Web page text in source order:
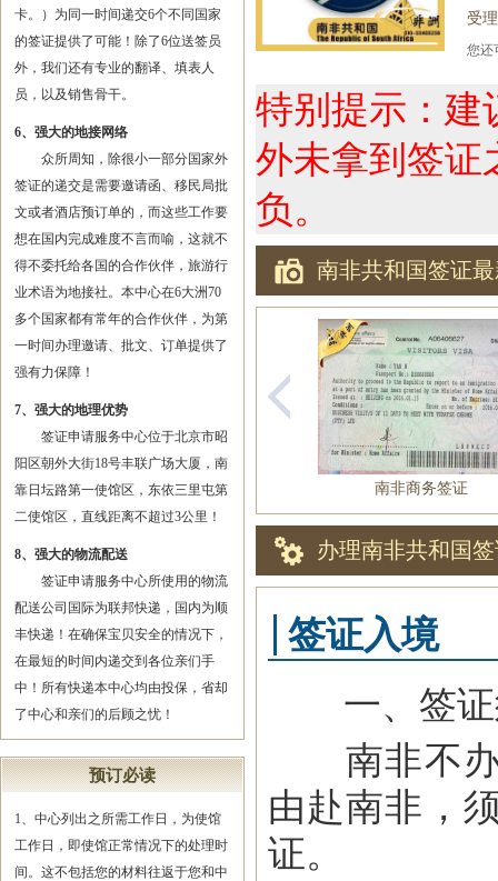
卡。）为同一时间递交6个不同国家
的签证提供了可能！除了6位送签员
外，我们还有专业的翻译、填表人
员，以及销售骨干。
6、强大的地接网络
众所周知，除很小一部分国家外
签证的递交是需要邀请函、移民局批
文或者酒店预订单的，而这些工作要
想在国内完成难度不言而喻，这就不
得不委托给各国的合作伙伴，旅游行
业术语为地接社。本中心在6大洲70
多个国家都有常年的合作伙伴，为第
一时间办理邀请、批文、订单提供了
强有力保障！
7、强大的地理优势
签证申请服务中心位于北京市昭
阳区朝外大街18号丰联广场大厦，南
靠日坛路第一使馆区，东依三里屯第
二使馆区，直线距离不超过3公里！
8、强大的物流配送
签证申请服务中心所使用的物流
配送公司国际为联邦快递，国内为顺
丰快递！在确保宝贝安全的情况下，
在最短的时间内递交到各位亲们手
中！所有快递本中心均由投保，省却
了中心和亲们的后顾之忧！
预订必读
1、中心列出之所需工作日，为使馆
工作日，即使馆正常情况下的处理时
间。这不包括您的材料往返于您和中
受
您
特别提示：建
外未拿到签证
负。
南非共和国签证
南非商务签证
办理南非共和国
签证入境
一、签证
南非不办
由赴南非，
证。